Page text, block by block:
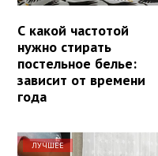
С какой частотой
нужно стирать
постельное белье:
зависит от времени
года
ЛУЧШЕЕ